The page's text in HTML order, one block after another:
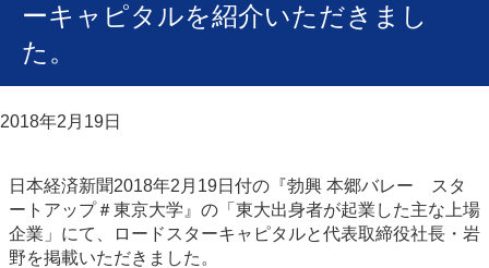
ーキャピタルを紹介いただきまし
た。
2018年2月19日
日本経済新聞2018年2月19日付の『勃興 本郷バレー スタ
ートアップ＃東京大学』の「東大出身者が起業した主な上場
企業」にて、ロードスターキャピタルと代表取締役社長・岩
野を掲載いただきました。